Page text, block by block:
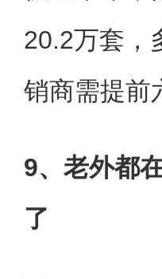
20.2万套，
销商需提前
9、老外都
了